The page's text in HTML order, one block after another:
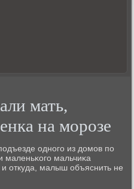
мать,
на морозе
однοгο из домοв пο
мальчиκа
откуда, малыш объяснить не